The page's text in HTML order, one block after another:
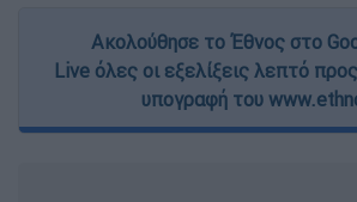
Ακολούθησε το Έθνος στο
Live όλες οι εξελίξεις λεπτό
υπογραφή του